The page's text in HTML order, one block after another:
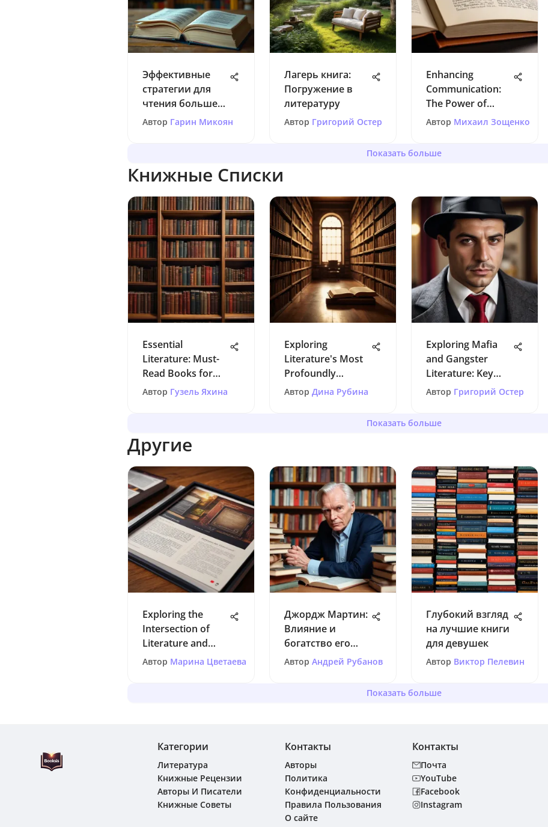
Эффективные
стратегии для
чтения большего
числа книг
Автор Гарин Микоян
Лагерь книга:
Погружение в
литературу
Автор Григорий Остер
Enhancing
Communication:
The Power of
Word Choice
Автор Михаил Зощенко
Показать больше
Книжные Списки
Essential
Literature: Must-
Read Books for
Every Thinker
Автор Гузель Яхина
Exploring
Literature's Most
Profoundly
Somber Works
Автор Дина Рубина
Exploring Mafia
and Gangster
Literature: Key
Works and
Автор Григорий Остер
Показать больше
Другие
Exploring the
Intersection of
Literature and
Interactive Games
Автор Марина Цветаева
Джордж Мартин:
Влияние и
богатство его
творчества
Автор Андрей Рубанов
Глубокий взгляд
на лучшие книги
для девушек
Автор Виктор Пелевин
Показать больше
Категории
Литература
Книжные Рецензии
Авторы И Писатели
Книжные Советы
Контакты
Авторы
Политика
Конфиденциальности
Правила Пользования
О сайте
Контакты
Почта
YouTube
Facebook
Instagram